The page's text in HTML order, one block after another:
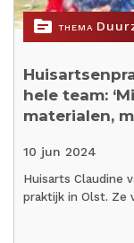
topic THEMA
hele team:
materialen,
10 jun 2024
Huisarts Claudine
praktijk in Olst. Ze